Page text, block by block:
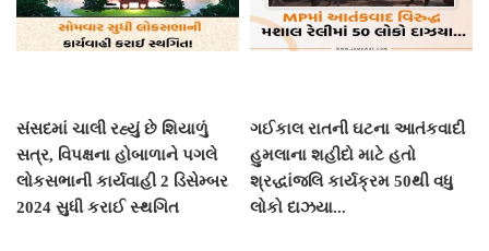
સંસદમાં ચાલી રહ્યું છે શિયાળું
સત્ર, વિપક્ષના હોબાળાને પગલે
લોકસભાની કાર્યવાહી 2 ડિસેમ્બર
2024 સુધી કરાઈ સ્થગિત
ગઈકાલ રાતની ઘટના આતંકવાદી
હુમલાના શહીદો માટે હતો
શ્રદ્ધાંજલિ કાર્યક્રમ 50થી વધુ
લોકો દાઝયા...